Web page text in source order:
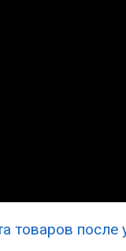
товаров после